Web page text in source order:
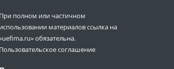
При полном или частичном
использовании материалов ссылка на
обязательна.
Пользовательское соглашение